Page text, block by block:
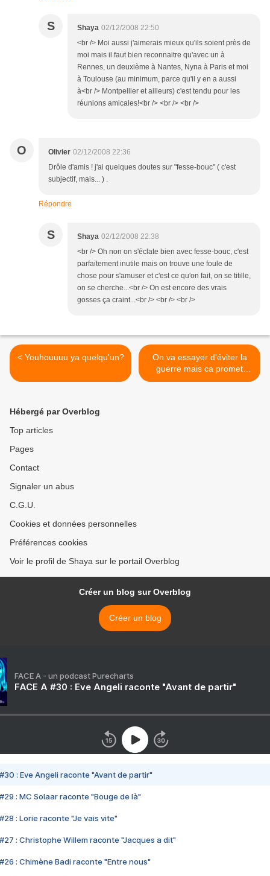
S Shaya 02/12/2008 22:50
<br /> Moi aussi j'aimerais mieux qu'ils soient près de
moi mais il faut bien reconnaitre qu'avec un à
Rennes, un deuxième à Nantes, Nyna à Paris et moi
à Toulouse (au minimum, parce qu'il y en a aussi
à<br /> Montpellier et ailleurs) c'est tendu pour les
réunions amicales!<br /> <br /> <br />
O Olivier 02/12/2008 22:36
Drôle d'amis ! j'ai quelques doutes sur "fesse-bouc" ( c'est
subjectif, mais... ) .
Répondre
S Shaya 02/12/2008 22:38
<br /> Oh non on s'éclate bien avec fesse-bouc, c'est
parfaitement inutile mais on trouve une foule de
chose pour s'amuser et c'est ce qu'on fait, on se titille,
on se cherche...<br /> On est encore des vrais
gosses ça craint...<br /> <br /> <br />
< Youhouuuu ya quelqu'un?
On va essayer d'éviter la
guerre mais ca promet
d'être limite... >
Hébergé par Overblog
Top articles
Pages
Contact
Signaler un abus
C.G.U.
Cookies et données personnelles
Préférences cookies
Voir le profil de Shaya sur le portail Overblog
Créer un blog sur Overblog
Créer un blog
FACE A - un podcast Purecharts
FACE A #30 : Eve Angeli raconte "Avant de partir"
#30 : Eve Angeli raconte "Avant de partir"
#29 : MC Solaar raconte "Bouge de là"
#28 : Lorie raconte "Je vais vite"
#27 : Christophe Willem raconte "Jacques a dit"
#26 : Chimène Badi raconte "Entre nous"